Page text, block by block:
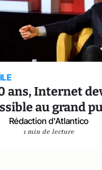
ans, Internet
au grand
Rédaction d'Atlantico
1 min de lecture